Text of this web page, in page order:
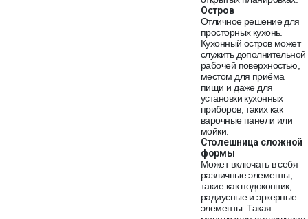
Остров
Отличное решение для
просторных кухонь.
Кухонный остров может
служить дополнительной
рабочей поверхностью,
местом для приёма
пищи и даже для
установки кухонных
приборов, таких как
варочные панели или
мойки.
Столешница сложной
формы
Может включать в себя
различные элементы,
такие как подоконник,
радиусные и эркерные
элементы. Такая